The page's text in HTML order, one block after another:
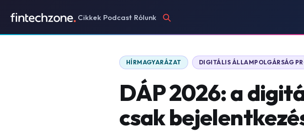
Cikkek Podcast Rólunk
HÍRMAGYARÁZAT DIGITÁLIS ÁLLAMPOLGÁRSÁG
DÁP 2026: a
csak